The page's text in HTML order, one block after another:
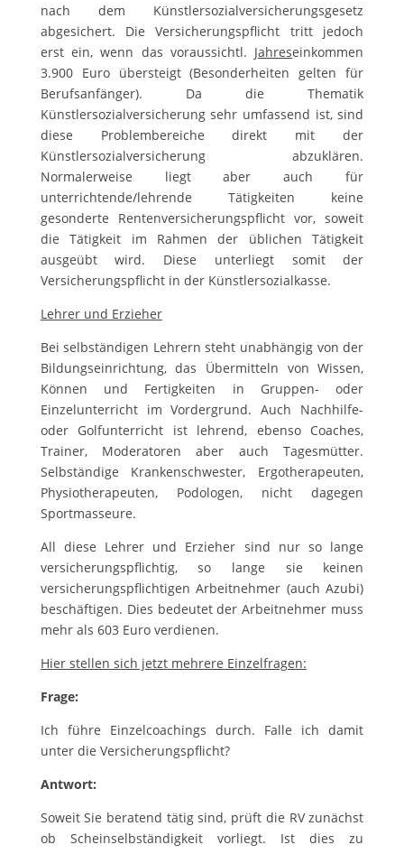
nach dem Künstlersozialversicherungsgesetz
abgesichert. Die Versicherungspflicht tritt jedoch
erst ein, wenn das voraussichtl. Jahreseinkommen
3.900 Euro übersteigt (Besonderheiten gelten für
Berufsanfänger). Da die Thematik
Künstlersozialversicherung sehr umfassend ist, sind
diese Problembereiche direkt mit der
Künstlersozialversicherung abzuklären.
Normalerweise liegt aber auch für
unterrichtende/lehrende Tätigkeiten keine
gesonderte Rentenversicherungspflicht vor, soweit
die Tätigkeit im Rahmen der üblichen Tätigkeit
ausgeübt wird. Diese unterliegt somit der
Versicherungspflicht in der Künstlersozialkasse.
Lehrer und Erzieher
Bei selbständigen Lehrern steht unabhängig von der
Bildungseinrichtung, das Übermitteln von Wissen,
Können und Fertigkeiten in Gruppen- oder
Einzelunterricht im Vordergrund. Auch Nachhilfe-
oder Golfunterricht ist lehrend, ebenso Coaches,
Trainer, Moderatoren aber auch Tagesmütter.
Selbständige Krankenschwester, Ergotherapeuten,
Physiotherapeuten, Podologen, nicht dagegen
Sportmasseure.
All diese Lehrer und Erzieher sind nur so lange
versicherungspflichtig, so lange sie keinen
versicherungspflichtigen Arbeitnehmer (auch Azubi)
beschäftigen. Dies bedeutet der Arbeitnehmer muss
mehr als 603 Euro verdienen.
Hier stellen sich jetzt mehrere Einzelfragen:
Frage:
Ich führe Einzelcoachings durch. Falle ich damit
unter die Versicherungspflicht?
Antwort:
Soweit Sie beratend tätig sind, prüft die RV zunächst
ob Scheinselbständigkeit vorliegt. Ist dies zu